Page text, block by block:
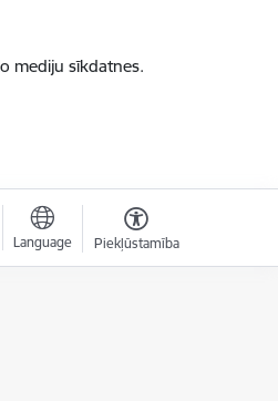
mediju sīkdatnes.
Language Piekļūstamība